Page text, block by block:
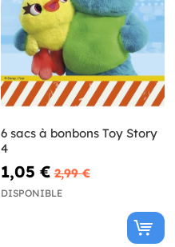
6 sacs à bonbons Toy Story
4
1,05 € 2,99 €
DISPONIBLE